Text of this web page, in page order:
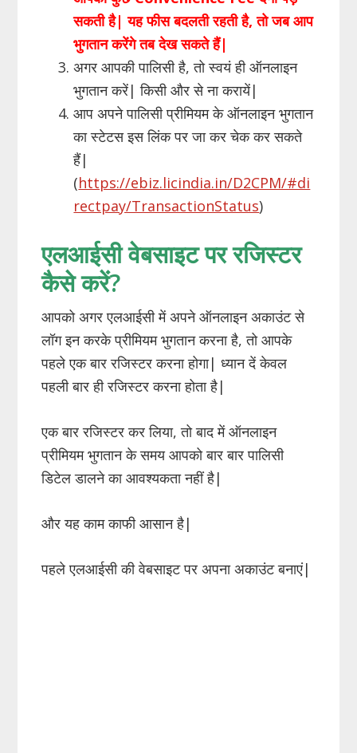
सकती है| यह फीस बदलती रहती है, तो जब आप
भुगतान करेंगे तब देख सकते हैं|
अगर आपकी पालिसी है, तो स्वयं ही ऑनलाइन
भुगतान करें| किसी और से ना करायें|
आप अपने पालिसी प्रीमियम के ऑनलाइन भुगतान
का स्टेटस इस लिंक पर जा कर चेक कर सकते
हैं|
(https://ebiz.licindia.in/D2CPM/#di
rectpay/TransactionStatus)
एलआईसी वेबसाइट पर रजिस्टर
कैसे करें?
आपको अगर एलआईसी में अपने ऑनलाइन अकाउंट से
लॉग इन करके प्रीमियम भुगतान करना है, तो आपके
पहले एक बार रजिस्टर करना होगा| ध्यान दें केवल
पहली बार ही रजिस्टर करना होता है|
एक बार रजिस्टर कर लिया, तो बाद में ऑनलाइन
प्रीमियम भुगतान के समय आपको बार बार पालिसी
डिटेल डालने का आवश्यकता नहीं है|
और यह काम काफी आसान है|
पहले एलआईसी की वेबसाइट पर अपना अकाउंट बनाएं|